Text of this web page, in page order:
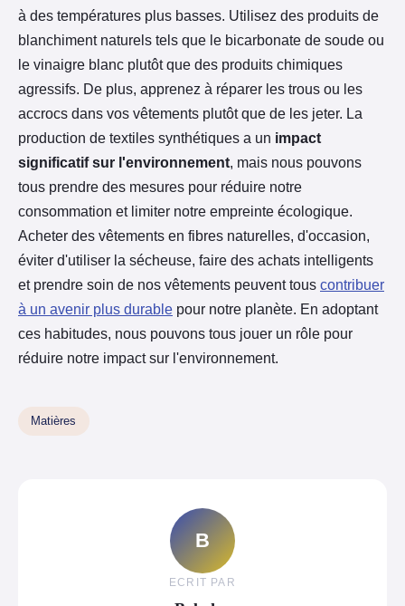
à des températures plus basses. Utilisez des produits de
blanchiment naturels tels que le bicarbonate de soude ou
le vinaigre blanc plutôt que des produits chimiques
agressifs. De plus, apprenez à réparer les trous ou les
accrocs dans vos vêtements plutôt que de les jeter. La
production de textiles synthétiques a un impact
significatif sur l'environnement, mais nous pouvons
tous prendre des mesures pour réduire notre
consommation et limiter notre empreinte écologique.
Acheter des vêtements en fibres naturelles, d'occasion,
éviter d'utiliser la sécheuse, faire des achats intelligents
et prendre soin de nos vêtements peuvent tous contribuer
à un avenir plus durable pour notre planète. En adoptant
ces habitudes, nous pouvons tous jouer un rôle pour
réduire notre impact sur l'environnement.
Matières
B
ECRIT PAR